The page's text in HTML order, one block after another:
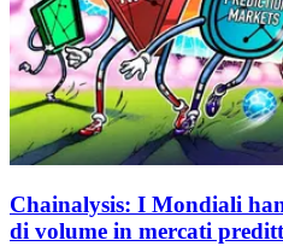
Chainalysis: I Mondiali
di volume in mercati